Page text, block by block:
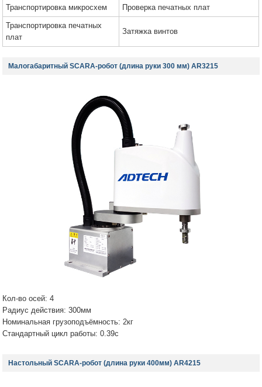
Транспортировка микросхем Проверка печатных плат
Транспортировка печатных
плат
Затяжка винтов
Малогабаритный SCARA-робот (длина руки 300 мм) AR3215
Кол-во осей: 4
Радиус действия: 300мм
Номинальная грузоподъёмность: 2кг
Стандартный цикл работы: 0.39с
Настольный SCARA-робот (длина руки 400мм) AR4215